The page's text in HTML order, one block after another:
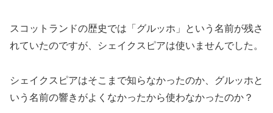
スコットランドの歴史では「グルッホ」という名前が残さ
れていたのですが、シェイクスピアは使いませんでした。
シェイクスピアはそこまで知らなかったのか、グルッホと
いう名前の響きがよくなかったから使わなかったのか？